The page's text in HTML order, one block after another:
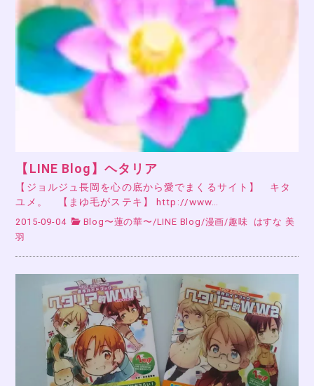
【LINE Blog】ヘタリア
【ジョルジュ長岡を心の底から愛でまくるサイト】 キタ
ユメ。 【まゆ毛がステキ】 http://www…
2015-09-04 Blog〜蓮の華〜 /LINE Blog /漫画/趣味
はすな 美
羽